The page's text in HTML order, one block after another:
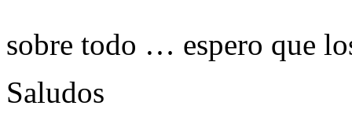
sobre todo … espero que
Saludos